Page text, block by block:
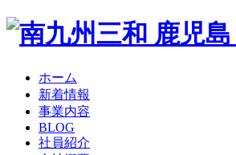
ホーム
新着情報
事業内容
BLOG
社員紹介